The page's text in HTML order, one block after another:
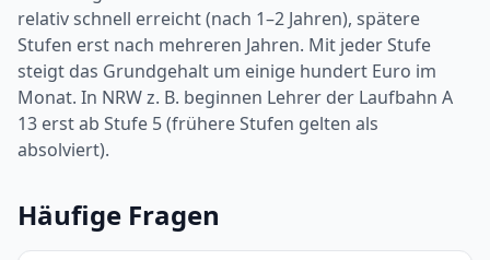
relativ schnell erreicht (nach 1–2 Jahren), spätere
Stufen erst nach mehreren Jahren. Mit jeder Stufe
steigt das Grundgehalt um einige hundert Euro im
Monat. In NRW z. B. beginnen Lehrer der Laufbahn A
13 erst ab Stufe 5 (frühere Stufen gelten als
absolviert).
Häufige Fragen